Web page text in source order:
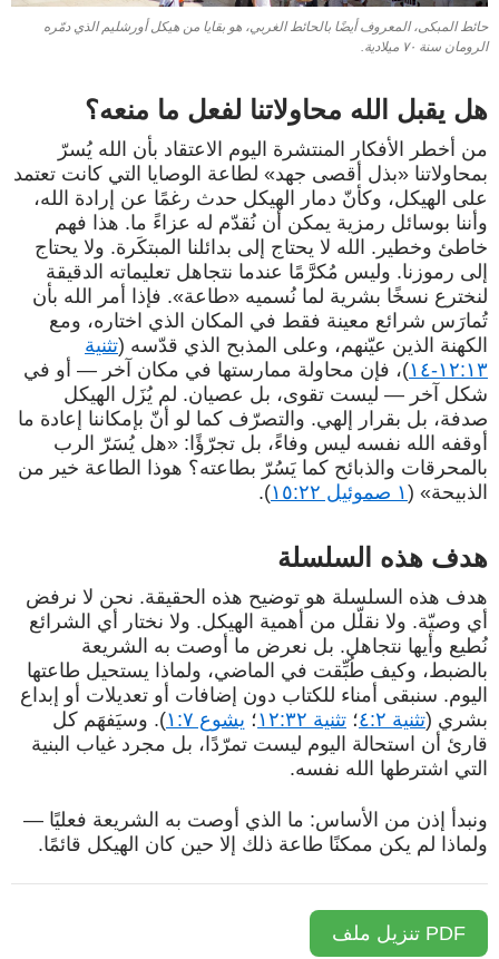
حائط المبكى، المعروف أيضًا بالحائط الغربي، هو بقايا من هيكل أورشليم الذي دمّره
الرومان سنة ٧٠ ميلادية.
هل يقبل الله محاولاتنا لفعل ما منعه؟
من أخطر الأفكار المنتشرة اليوم الاعتقاد بأن الله يُسرّ
بمحاولاتنا «بذل أقصى جهد» لطاعة الوصايا التي كانت تعتمد
على الهيكل، وكأنّ دمار الهيكل حدث رغمًا عن إرادة الله،
وأننا بوسائل رمزية يمكن أن نُقدّم له عزاءً ما. هذا فهم
خاطئ وخطير. الله لا يحتاج إلى بدائلنا المبتكَرة. ولا يحتاج
إلى رموزنا. وليس مُكرَّمًا عندما نتجاهل تعليماته الدقيقة
لنخترع نسخًا بشرية لما نُسميه «طاعة». فإذا أمر الله بأن
تُمارَس شرائع معينة فقط في المكان الذي اختاره، ومع
الكهنة الذين عيّنهم، وعلى المذبح الذي قدّسه (تثنية
١٢:١٣-١٤
)، فإن محاولة ممارستها في مكان آخر — أو في
شكل آخر — ليست تقوى، بل عصيان. لم يُزَل الهيكل
صدفة، بل بقرار إلهي. والتصرّف كما لو أنّ بإمكاننا إعادة ما
أوقفه الله نفسه ليس وفاءً، بل تجرّؤًا: «هل يُسَرّ الرب
بالمحرقات والذبائح كما يَسُرّ بطاعته؟ هوذا الطاعة خير من
الذبيحة» (١ صموئيل ١٥:٢٢ ).
هدف هذه السلسلة
هدف هذه السلسلة هو توضيح هذه الحقيقة. نحن لا نرفض
أي وصيّة. ولا نقلّل من أهمية الهيكل. ولا نختار أي الشرائع
نُطيع وأيها نتجاهل. بل نعرض ما أوصت به الشريعة
بالضبط، وكيف طُبِّقت في الماضي، ولماذا يستحيل طاعتها
اليوم. سنبقى أمناء للكتاب دون إضافات أو تعديلات أو إبداع
بشري (تثنية ٤:٢ ؛ تثنية ١٢:٣٢ ؛ يشوع ١:٧
). وسيَفهَم كل
قارئ أن استحالة اليوم ليست تمرّدًا، بل مجرد غياب البنية
التي اشترطها الله نفسه.
ونبدأ إذن من الأساس: ما الذي أوصت به الشريعة فعليًا —
ولماذا لم يكن ممكنًا طاعة ذلك إلا حين كان الهيكل قائمًا.
PDF تنزيل ملف